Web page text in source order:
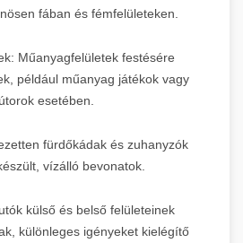
fában és fémfelületeken.
Műanyagfelületek festésére
például műanyag játékok vagy
esetében.
fürdőkádak és zuhanyzók
vízálló bevonatok.
külső és belső felületeinek
különleges igényeket kielégítő